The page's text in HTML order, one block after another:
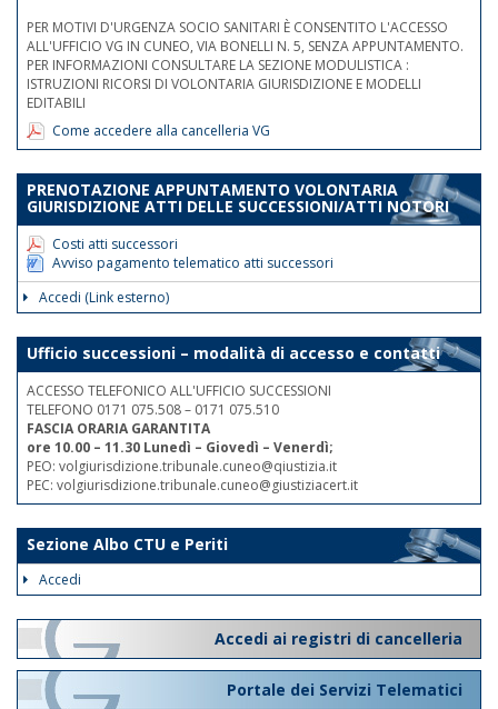
PER MOTIVI D'URGENZA SOCIO SANITARI È CONSENTITO L'ACCESSO
ALL'UFFICIO VG IN CUNEO, VIA BONELLI N. 5, SENZA APPUNTAMENTO.
PER INFORMAZIONI CONSULTARE LA SEZIONE MODULISTICA :
ISTRUZIONI RICORSI DI VOLONTARIA GIURISDIZIONE E MODELLI
EDITABILI
Come accedere alla cancelleria VG
PRENOTAZIONE APPUNTAMENTO VOLONTARIA
GIURISDIZIONE ATTI DELLE SUCCESSIONI/ATTI NOTORI
Costi atti successori
Avviso pagamento telematico atti successori
Accedi (Link esterno)
Ufficio successioni – modalità di accesso e contatti
ACCESSO TELEFONICO ALL'UFFICIO SUCCESSIONI
TELEFONO 0171 075.508 – 0171 075.510
FASCIA ORARIA GARANTITA
ore 10.00 – 11.30 Lunedì – Giovedì – Venerdì;
PEO: volgiurisdizione.tribunale.cuneo@qiustizia.it
PEC: volgiurisdizione.tribunale.cuneo@giustiziacert.it
Sezione Albo CTU e Periti
Accedi
Accedi ai registri di cancelleria
Portale dei Servizi Telematici